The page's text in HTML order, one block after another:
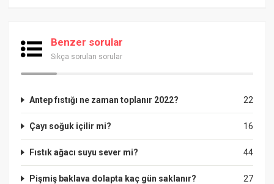
Benzer sorular
Sıkça sorulan sorular
22
Antep fıstığı ne zaman toplanır 2022?
16
Çayı soğuk içilir mi?
44
Fıstık ağacı suyu sever mi?
27
Pişmiş baklava dolapta kaç gün saklanır?